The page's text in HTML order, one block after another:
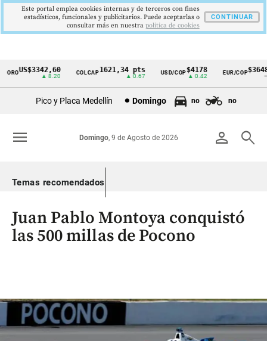
Cintillo
Colombia
US$3342,60
▲ 8.20
COLCAP1621,34 pts
▲ 0.67
USD/COP$4178
▲ 0.42
EUR/COP$3648
Pico y Placa Medellín Domingo no no
person search
Domingo, 9 de Agosto de 2026
menu
Temas recomendados
Juan Pablo Montoya conquistó
las 500 millas de Pocono
Este portal emplea cookies internas y de terceros con fines
estadísticos, funcionales y publicitarios. Puede aceptarlas o
consultar más en nuestra politica de cookies
CONTINUAR